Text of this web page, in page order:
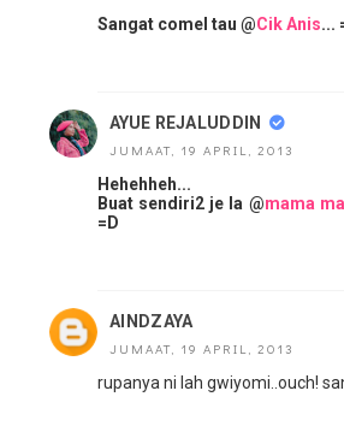
Sangat comel tau @Cik Anis...
AYUE REJALUDDIN
JUMAAT, 19 APRIL, 2013
Hehehheh...
Buat sendiri2 je la @mama
=D
AINDZAYA
JUMAAT, 19 APRIL, 2013
rupanya ni lah gwiyomi..ouch!